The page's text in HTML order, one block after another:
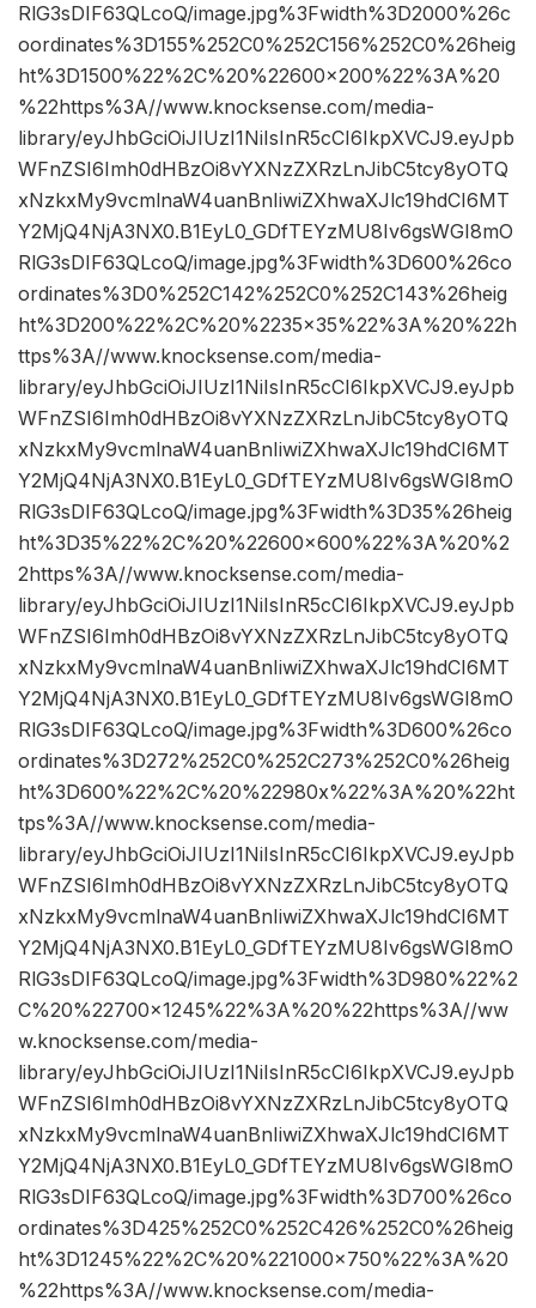
RlG3sDIF63QLcoQ/image.jpg%3Fwidth%3D2000%26c
oordinates%3D155%252C0%252C156%252C0%26heig
ht%3D1500%22%2C%20%22600×200%22%3A%20
%22https%3A//www.knocksense.com/media-
library/eyJhbGciOiJIUzI1NiIsInR5cCI6IkpXVCJ9.eyJpb
WFnZSI6Imh0dHBzOi8vYXNzZXRzLnJibC5tcy8yOTQ
xNzkxMy9vcmlnaW4uanBnIiwiZXhwaXJlc19hdCI6MT
Y2MjQ4NjA3NX0.B1EyL0_GDfTEYzMU8Iv6gsWGI8mO
RlG3sDIF63QLcoQ/image.jpg%3Fwidth%3D600%26co
ordinates%3D0%252C142%252C0%252C143%26heig
ht%3D200%22%2C%20%2235×35%22%3A%20%22h
ttps%3A//www.knocksense.com/media-
library/eyJhbGciOiJIUzI1NiIsInR5cCI6IkpXVCJ9.eyJpb
WFnZSI6Imh0dHBzOi8vYXNzZXRzLnJibC5tcy8yOTQ
xNzkxMy9vcmlnaW4uanBnIiwiZXhwaXJlc19hdCI6MT
Y2MjQ4NjA3NX0.B1EyL0_GDfTEYzMU8Iv6gsWGI8mO
RlG3sDIF63QLcoQ/image.jpg%3Fwidth%3D35%26heig
ht%3D35%22%2C%20%22600×600%22%3A%20%2
2https%3A//www.knocksense.com/media-
library/eyJhbGciOiJIUzI1NiIsInR5cCI6IkpXVCJ9.eyJpb
WFnZSI6Imh0dHBzOi8vYXNzZXRzLnJibC5tcy8yOTQ
xNzkxMy9vcmlnaW4uanBnIiwiZXhwaXJlc19hdCI6MT
Y2MjQ4NjA3NX0.B1EyL0_GDfTEYzMU8Iv6gsWGI8mO
RlG3sDIF63QLcoQ/image.jpg%3Fwidth%3D600%26co
ordinates%3D272%252C0%252C273%252C0%26heig
ht%3D600%22%2C%20%22980x%22%3A%20%22ht
tps%3A//www.knocksense.com/media-
library/eyJhbGciOiJIUzI1NiIsInR5cCI6IkpXVCJ9.eyJpb
WFnZSI6Imh0dHBzOi8vYXNzZXRzLnJibC5tcy8yOTQ
xNzkxMy9vcmlnaW4uanBnIiwiZXhwaXJlc19hdCI6MT
Y2MjQ4NjA3NX0.B1EyL0_GDfTEYzMU8Iv6gsWGI8mO
RlG3sDIF63QLcoQ/image.jpg%3Fwidth%3D980%22%2
C%20%22700×1245%22%3A%20%22https%3A//ww
w.knocksense.com/media-
library/eyJhbGciOiJIUzI1NiIsInR5cCI6IkpXVCJ9.eyJpb
WFnZSI6Imh0dHBzOi8vYXNzZXRzLnJibC5tcy8yOTQ
xNzkxMy9vcmlnaW4uanBnIiwiZXhwaXJlc19hdCI6MT
Y2MjQ4NjA3NX0.B1EyL0_GDfTEYzMU8Iv6gsWGI8mO
RlG3sDIF63QLcoQ/image.jpg%3Fwidth%3D700%26co
ordinates%3D425%252C0%252C426%252C0%26heig
ht%3D1245%22%2C%20%221000×750%22%3A%20
%22https%3A//www.knocksense.com/media-